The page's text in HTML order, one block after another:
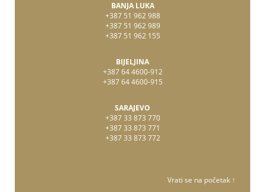
BANJA LUKA
+387 51 962 988
+387 51 962 989
+387 51 962 155
BIJELJINA
+387 64 4600-912
+387 64 4600-915
SARAJEVO
+387 33 873 770
+387 33 873 771
+387 33 873 772
Vrati se na početak ↑